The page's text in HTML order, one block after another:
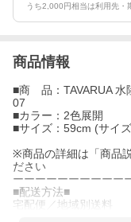
うち2,000円相当は利用先・
商品情報
■商 品：TAVARUA 水
07
■カラー：2色展開
■サイズ：59cm (サイ
※商品の詳細は「商品
ださい
ーーーーーーーーーー
■配送方法■
宅配便／地域別送料